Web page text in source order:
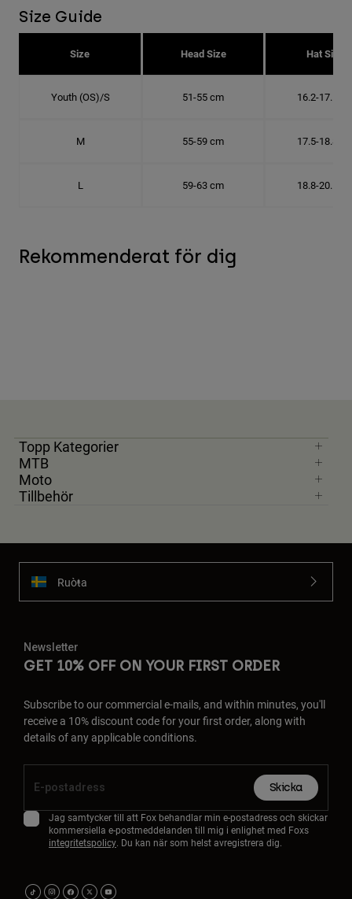
Size Guide
Size Head Size Hat Size
Youth (OS)/S 51-55 cm 16.2-17.5
M 55-59 cm 17.5-18.8
L 59-63 cm 18.8-20.1
Rekommenderat för dig
Topp Kategorier
MTB
Moto
Tillbehör
Ruoŧŧa
Newsletter
GET 10% OFF ON YOUR FIRST ORDER
Subscribe to our commercial e-mails, and within minutes, you'll
receive a 10% discount code for your first order, along with
details of any applicable conditions.
Skicka
Jag samtycker till att Fox behandlar min e-postadress och skickar
kommersiella e-postmeddelanden till mig i enlighet med Foxs
integritetspolicy. Du kan när som helst avregistrera dig.